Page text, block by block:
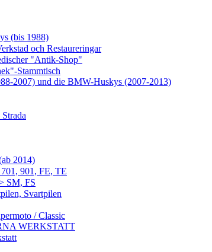
(bis 1988)
och Restaureringar
"Antik-Shop"
Stammtisch
2007) und die BMW-Huskys (2007-2013)
2014)
901, FE, TE
SM, FS
Svartpilen
/ Classic
WERKSTATT